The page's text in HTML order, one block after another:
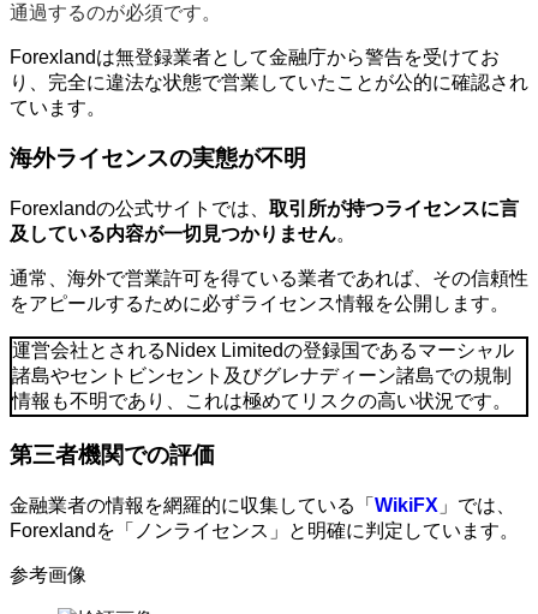
通過するのが必須です。
Forexlandは無登録業者として金融庁から警告を受けてお
り、完全に違法な状態で営業していたことが公的に確認され
ています。
海外ライセンスの実態が不明
Forexlandの公式サイトでは、 取引所が持つライセンスに言
及している内容が一切見つかりません。
通常、海外で営業許可を得ている業者であれば、その信頼性
をアピールするために必ずライセンス情報を公開します。
運営会社とされるNidex Limitedの登録国であるマーシャル
諸島やセントビンセント及びグレナディーン諸島での規制
情報も不明であり、これは極めてリスクの高い状況です。
第三者機関での評価
金融業者の情報を網羅的に収集している「 WikiFX 」では、
Forexlandを「ノンライセンス」と明確に判定しています。
参考画像